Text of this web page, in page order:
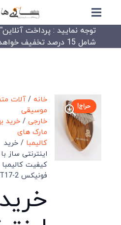
توجه نمایید : پرداخت
شامل 15 درصد تخفیف خواهد شد.
حراج!
خانه /آلات
موسیقی
خارجی /خرید
مارک های
کالیمبا / خرید
اینترنتی ساز با
کیفیت کالیمبا
فونیکس HT17-2
خرید